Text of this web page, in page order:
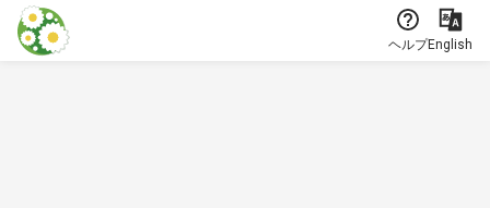
本文に飛ぶ
ヘルプEnglish